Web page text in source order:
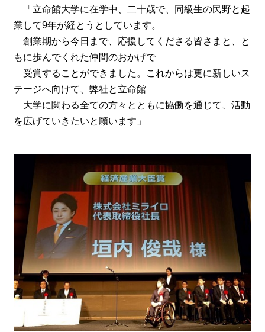
「立命館大学に在学中、二十歳で、同級生の民野と起
業して9年が経とうとしています。
創業期から今日まで、応援してくださる皆さまと、と
もに歩んでくれた仲間のおかげで
受賞することができました。これからは更に新しいス
テージへ向けて、弊社と立命館
大学に関わる全ての方々とともに協働を通じて、活動
を広げていきたいと願います」